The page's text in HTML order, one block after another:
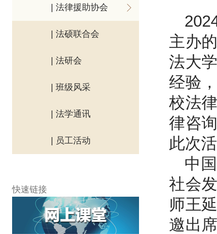
| 法律援助协会
| 法硕联合会
| 法研会
| 班级风采
| 法学通讯
| 员工活动
快速链接
主办
法大
经验
校法
律咨
此次
中
社会
师王
邀出